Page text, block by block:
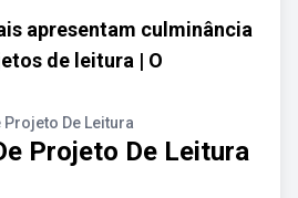
apresentam culminância
de leitura | O
Projeto De Leitura
Projeto De Leitura